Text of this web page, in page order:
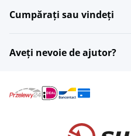
Cumpărați sau vindeți
Aveți nevoie de ajutor?